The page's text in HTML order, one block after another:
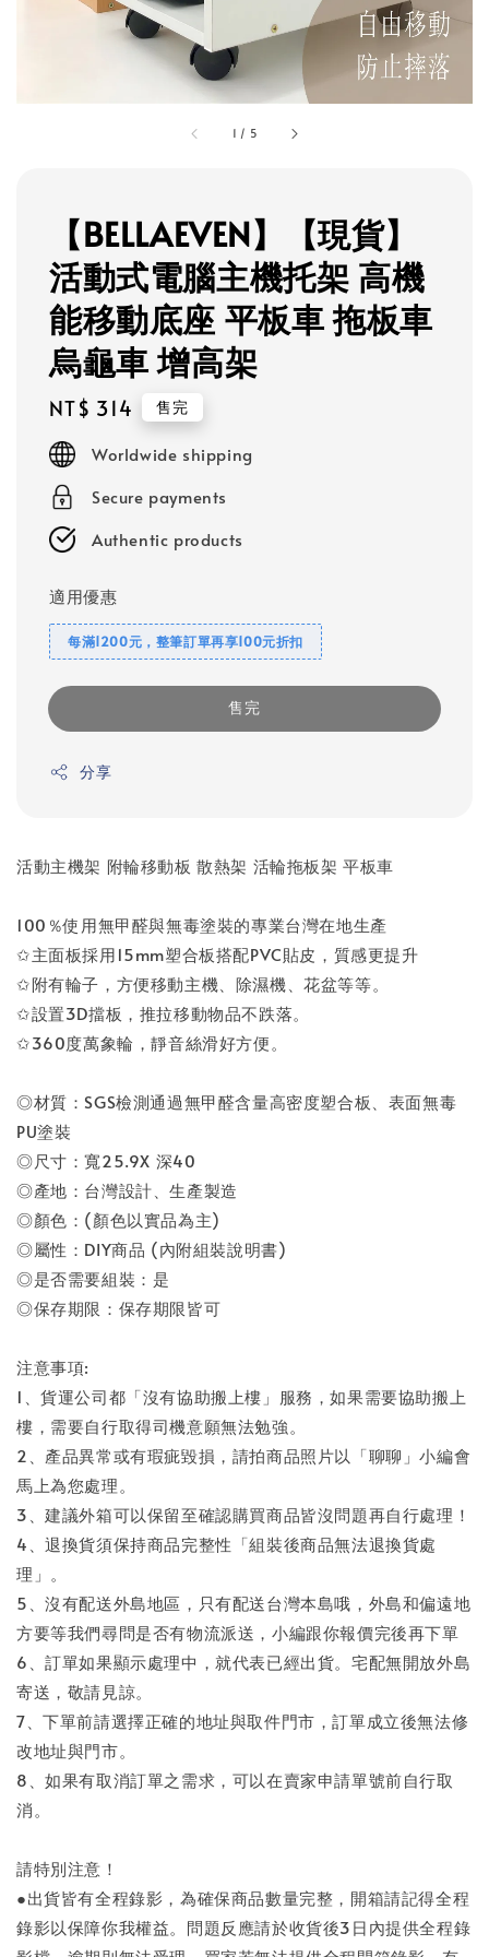
1 / 5
【BELLAEVEN】【現貨】
活動式電腦主機托架 高機
能移動底座 平板車 拖板車
烏龜車 增高架
Regular
price
NT$ 314 售完
Worldwide shipping
Secure payments
Authentic products
適用優惠
每滿1200元，整筆訂單再享100元折扣
售完
分享
活動主機架 附輪移動板 散熱架 活輪拖板架 平板車
100％使用無甲醛與無毒塗裝的專業台灣在地生產
✩主面板採用15mm塑合板搭配PVC貼皮，質感更提升
✩附有輪子，方便移動主機、除濕機、花盆等等。
✩設置3D擋板，推拉移動物品不跌落。
✩360度萬象輪，靜音絲滑好方便。
◎材質：SGS檢測通過無甲醛含量高密度塑合板、表面無毒
PU塗裝
◎尺寸：寬25.9X 深40
◎產地：台灣設計、生產製造
◎顏色：(顏色以實品為主)
◎屬性：DIY商品 (內附組裝說明書)
◎是否需要組裝：是
◎保存期限：保存期限皆可
注意事項:
1、貨運公司都「沒有協助搬上樓」服務，如果需要協助搬上
樓，需要自行取得司機意願無法勉強。
2、產品異常或有瑕疵毀損，請拍商品照片以「聊聊」小編會
馬上為您處理。
3、建議外箱可以保留至確認購買商品皆沒問題再自行處理！
4、退換貨須保持商品完整性「組裝後商品無法退換貨處
理」。
5、沒有配送外島地區，只有配送台灣本島哦，外島和偏遠地
方要等我們尋問是否有物流派送，小編跟你報價完後再下單
6、訂單如果顯示處理中，就代表已經出貨。宅配無開放外島
寄送，敬請見諒。
7、下單前請選擇正確的地址與取件門市，訂單成立後無法修
改地址與門市。
8、如果有取消訂單之需求，可以在賣家申請單號前自行取
消。
請特別注意！
●出貨皆有全程錄影，為確保商品數量完整，開箱請記得全程
錄影以保障你我權益。問題反應請於收貨後3日內提供全程錄